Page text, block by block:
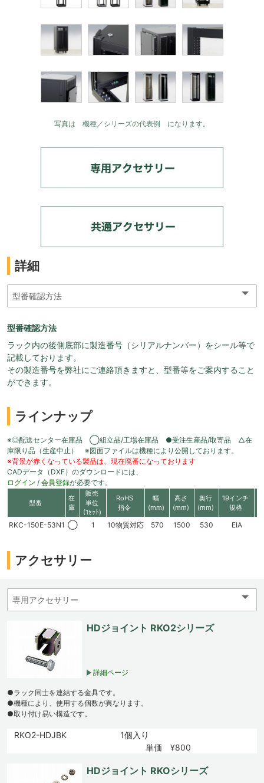
写真は 機種／シリーズの代表例 になります。
詳細
型番確認方法
ラック内の後側底部に製造番号（シリアルナンバー）をシール等で
記載しております。
その製造番号を弊社にご連絡頂きますと、型番等をご案内すること
ができます。
ラインナップ
※◎配送センター在庫品 ◯組立品/工場在庫品 ●受注生産品/取寄品 △在
庫限り品（生産中止） ※図面ファイルは機種により公開しております。
※背景が赤くなっている製品は、現在廃番になっております
CADデータ（DXF）のダウンロードには、
ログイン / 会員登録が必要です。
型番
在
庫
販売
単位
(1ｾｯﾄ)
RoHS
指令
幅
(mm)
高さ
(mm)
奥行
(mm)
19インチ
規格
RKC-150E-53N1 ◯ 1 10物質対応 570 1500 530 EIA
アクセサリー
HDジョイント RKO2シリーズ
詳細ページ
●ラック同士を連結する金具です。
●機種により、使用する個数が異なります。
●取り付け易い構造です。
RKO2-HDJBK
1個入り
単価 ¥800
HDジョイント RKOシリーズ